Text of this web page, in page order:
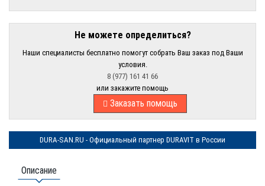
Не можете определиться?
Наши специалисты бесплатно помогут собрать Ваш заказ под Ваши
условия.
8 (977) 161 41 66
или закажите помощь
Заказать помощь
DURA-SAN.RU - Официальный партнер DURAVIT в России
Описание